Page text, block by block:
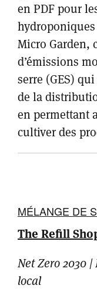
en PDF pour
Micro Garden,
d’émissions
serre (GES)
de la
en permettant
cultiver des
MÉLANGE DE
The Refill
Net Zero 2030
local